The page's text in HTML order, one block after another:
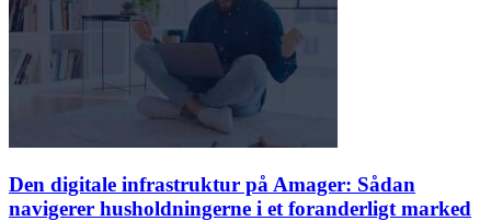
Den digitale infrastruktur på Amager: Sådan
navigerer husholdningerne i et foranderligt marked